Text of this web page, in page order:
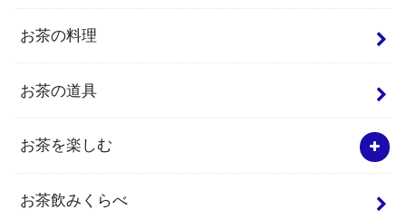
お茶の料理
お茶の道具
お茶を楽しむ
お茶飲みくらべ